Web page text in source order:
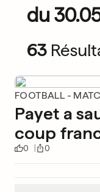
du
63
FOOTBALL -
Payet a
coup
0 0